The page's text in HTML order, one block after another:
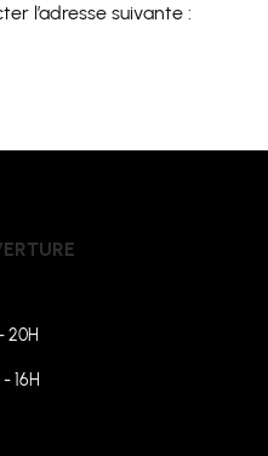
l’adresse suivante :
20H
- 16H